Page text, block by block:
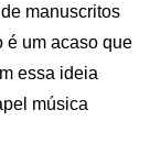
manuscritos
é um acaso que
essa ideia
música